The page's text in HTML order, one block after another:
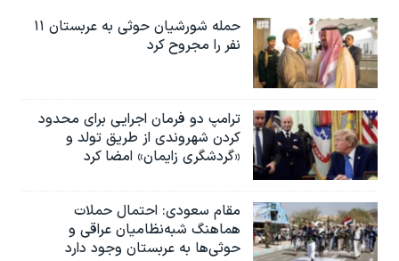
حمله شورشیان حوثی به عربستان ۱۱
نفر را مجروح کرد
ترامپ دو فرمان اجرایی برای محدود
کردن شهروندی از طریق تولد و
«گردشگری زایمان» امضا کرد
مقام سعودی: احتمال حملات
هماهنگ شبه‌نظامیان عراقی و
حوثی‌ها به عربستان وجود دارد